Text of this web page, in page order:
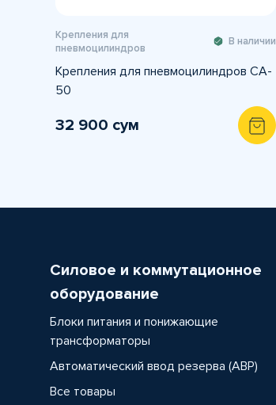
Крепления для
пневмоцилиндров
В наличии
Крепления для пневмоцилиндров CA-
50
32 900 сум
Силовое и коммутационное
оборудование
Блоки питания и понижающие
трансформаторы
Автоматический ввод резерва (АВР)
Все товары